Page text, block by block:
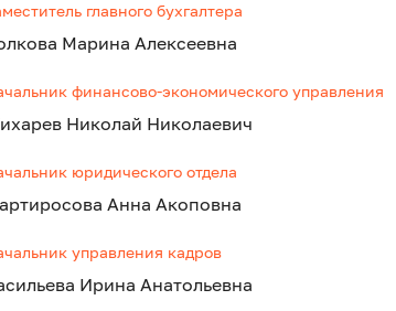
главного бухгалтера
Марина Алексеевна
финансово-экономического управления
Николай Николаевич
юридического отдела
Анна Акоповна
управления кадров
Ирина Анатольевна